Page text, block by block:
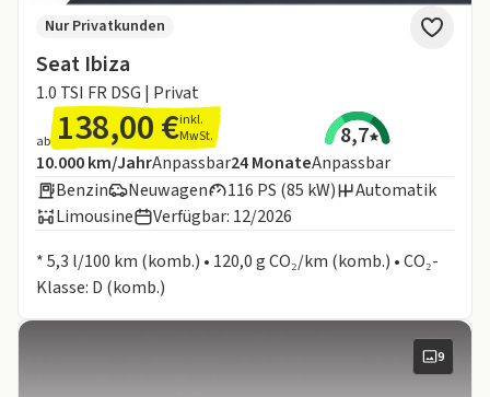
Seat Ibiza
1.0 TSI FR DSG | Privat
Nur Privatkunden
ab 138,00 €inkl.
MwSt.
8,7
Angebotsdetails:
Inklusive Laufleistung
10.000 km/JahrAnpassbarLaufzeit
24MonateAnpassbar
Benzin
Neuwagen 116 PS (85 kW)
Automatik
Limousine
Verfügbar: 12/2026
* 5,3 l/100 km (komb.) • 120,0 g CO₂/km (komb.) • CO₂-
Klasse: D (komb.)
9